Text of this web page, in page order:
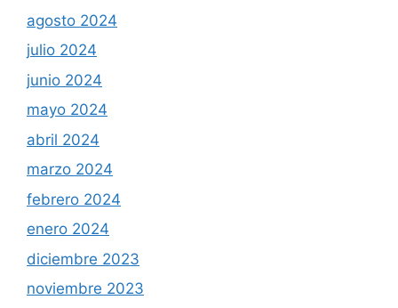
agosto 2024
julio 2024
junio 2024
mayo 2024
abril 2024
marzo 2024
febrero 2024
enero 2024
diciembre 2023
noviembre 2023